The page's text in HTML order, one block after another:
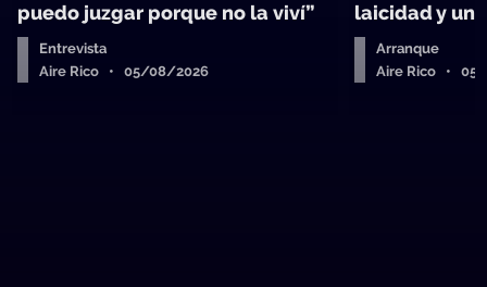
puedo juzgar porque no la viví”
Entrevista
Aire Rico • 05/08/2026
laicidad y un
Arranque
Aire Rico •